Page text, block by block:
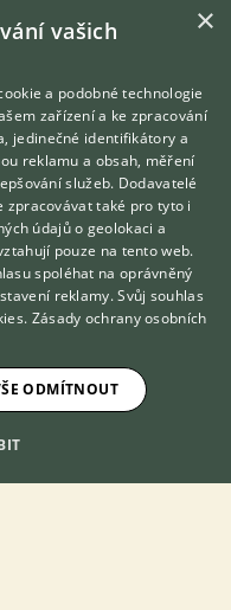
WEBU
zvířecího kamaráda?
vám poradí
ONLINE
KONZULTOVAT S
VETERINÁŘEM
×
vašich
a podobné technologie
zařízení a ke zpracování
jedinečné identifikátory a
reklamu a obsah, měření
služeb. Dodavatelé
zpracovávat také pro tyto i
údajů o geolokaci a
pouze na tento web.
spoléhat na oprávněný
reklamy. Svůj souhlas
. Zásady ochrany osobních
ODMÍTNOUT